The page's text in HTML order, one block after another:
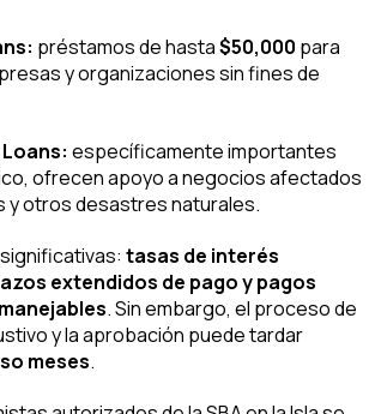
préstamos de hasta$50,000 para
y organizaciones sin fines de
específicamente importantes
ofrecen apoyo a negocios afectados
y otros desastres naturales.
tasas de interés
extendidos de pago y pagos
. Sin embargo, el proceso de
y la aprobación puede tardar
meses.